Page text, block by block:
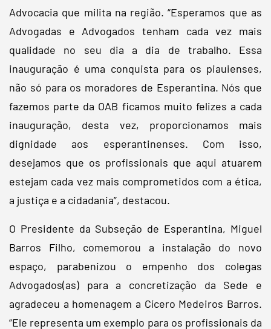
Advocacia que milita na região. “Esperamos que as
Advogadas e Advogados tenham cada vez mais
qualidade no seu dia a dia de trabalho. Essa
inauguração é uma conquista para os piauienses,
não só para os moradores de Esperantina. Nós que
fazemos parte da OAB ficamos muito felizes a cada
inauguração, desta vez, proporcionamos mais
dignidade aos esperantinenses. Com isso,
desejamos que os profissionais que aqui atuarem
estejam cada vez mais comprometidos com a ética,
a justiça e a cidadania”, destacou.
O Presidente da Subseção de Esperantina, Miguel
Barros Filho, comemorou a instalação do novo
espaço, parabenizou o empenho dos colegas
Advogados(as) para a concretização da Sede e
agradeceu a homenagem a Cícero Medeiros Barros.
“Ele representa um exemplo para os profissionais da